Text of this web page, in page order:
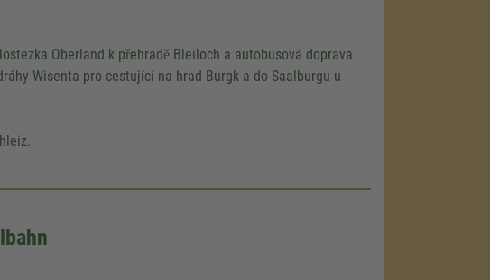
Oberland k přehradě Bleiloch a autobusová doprava
Wisenta pro cestující na hrad Burgk a do Saalburgu u